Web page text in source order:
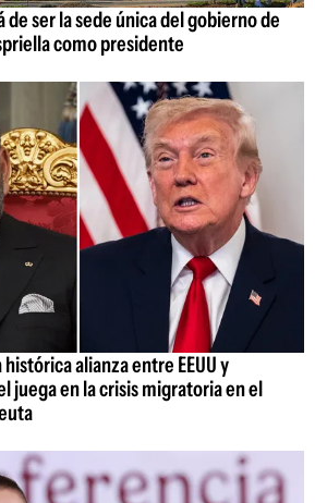
de ser la sede única del gobierno de
como presidente
alianza entre EEUU y
juega en la crisis migratoria en el